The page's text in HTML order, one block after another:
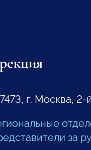
г. Москва,
за